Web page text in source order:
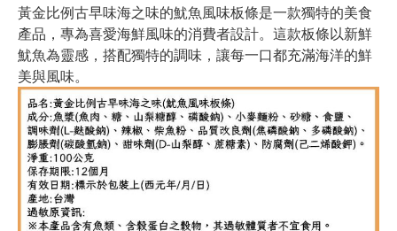
黃金比例古早味海之味的魷魚風味板條是一款獨特的美食
產品，專為喜愛海鮮風味的消費者設計。這款板條以新鮮
魷魚為靈感，搭配獨特的調味，讓每一口都充滿海洋的鮮
美與風味。